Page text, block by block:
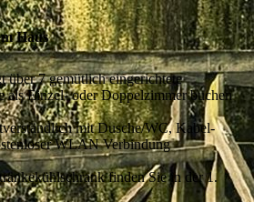
Haus
über 7 gemütlich eingerichtete
als Einzel- oder Doppelzimmer buchen
mit Dusche/WC, Kabel-
WLAN Verbindung
finden Sie in der 1.